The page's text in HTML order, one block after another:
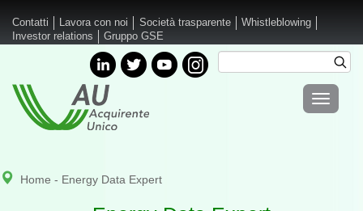
Contatti Lavora con noi Società trasparente
Whistleblowing
Investor relations
Gruppo GSE
Form di
Toggle
Home - Energy Data Expert